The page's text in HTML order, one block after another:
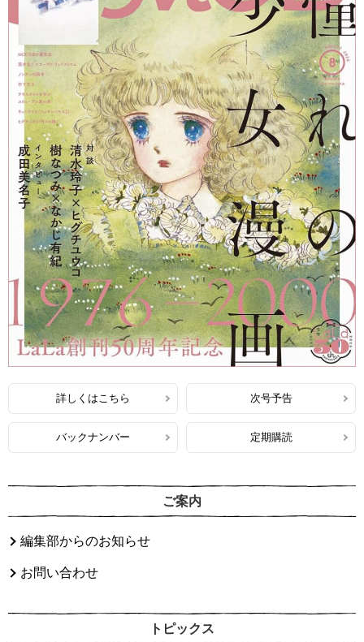
詳しくはこちら 次号予告
バックナンバー 定期購読
ご案内
編集部からのお知らせ
お問い合わせ
トピックス